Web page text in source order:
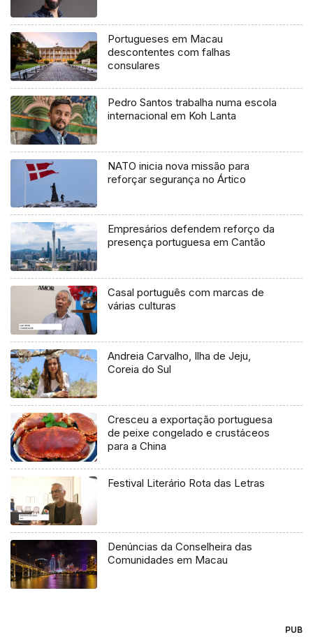
Portugueses em Macau
descontentes com falhas
consulares
Pedro Santos trabalha numa escola
internacional em Koh Lanta
NATO inicia nova missão para
reforçar segurança no Ártico
Empresários defendem reforço da
presença portuguesa em Cantão
Casal português com marcas de
várias culturas
Andreia Carvalho, Ilha de Jeju,
Coreia do Sul
Cresceu a exportação portuguesa
de peixe congelado e crustáceos
para a China
Festival Literário Rota das Letras
Denúncias da Conselheira das
Comunidades em Macau
PUB